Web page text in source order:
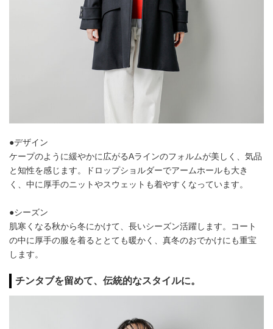
●デザイン
ケープのように緩やかに広がるAラインのフォルムが美しく、気品
と知性を感じます。ドロップショルダーでアームホールも大き
く、中に厚手のニットやスウェットも着やすくなっています。
●シーズン
肌寒くなる秋から冬にかけて、長いシーズン活躍します。コート
の中に厚手の服を着るととても暖かく、真冬のおでかけにも重宝
します。
チンタブを留めて、伝統的なスタイルに。